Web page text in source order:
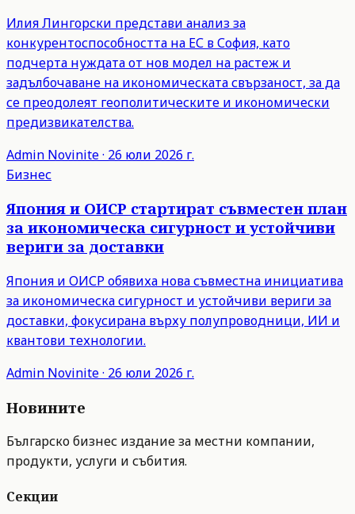
Илия Лингорски представи анализ за
конкурентоспособността на ЕС в София, като
подчерта нуждата от нов модел на растеж и
задълбочаване на икономическата свързаност, за да
се преодолеят геополитическите и икономически
предизвикателства.
Admin Novinite· 26 юли 2026 г.
Бизнес
Япония и ОИСР стартират съвместен план
за икономическа сигурност и устойчиви
вериги за доставки
Япония и ОИСР обявиха нова съвместна инициатива
за икономическа сигурност и устойчиви вериги за
доставки, фокусирана върху полупроводници, ИИ и
квантови технологии.
Admin Novinite· 26 юли 2026 г.
Новините
Българско бизнес издание за местни компании,
продукти, услуги и събития.
Секции